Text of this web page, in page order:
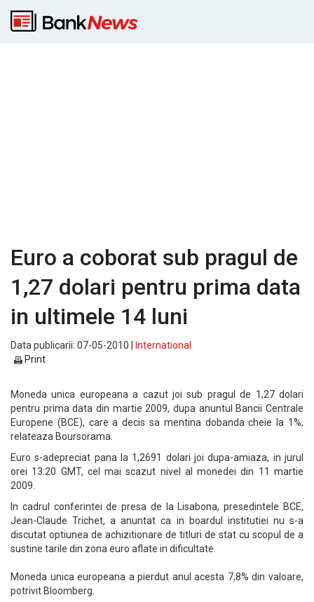
Euro a coborat sub pragul de
1,27 dolari pentru prima data
in ultimele 14 luni
Data publicarii: 07-05-2010 |
International
Print
Moneda unica europeana a cazut joi sub pragul de 1,27 dolari
pentru prima data din martie 2009, dupa anuntul Bancii Centrale
Europene (BCE), care a decis sa mentina dobanda cheie la 1%,
relateaza Boursorama.
Euro s-adepreciat pana la 1,2691 dolari joi dupa-amiaza, in jurul
orei 13:20 GMT, cel mai scazut nivel al monedei din 11 martie
2009.
In cadrul conferintei de presa de la Lisabona, presedintele BCE,
Jean-Claude Trichet, a anuntat ca in boardul institutiei nu s-a
discutat optiunea de achizitionare de titluri de stat cu scopul de a
sustine tarile din zona euro aflate in dificultate.
Moneda unica europeana a pierdut anul acesta 7,8% din valoare,
potrivit Bloomberg.